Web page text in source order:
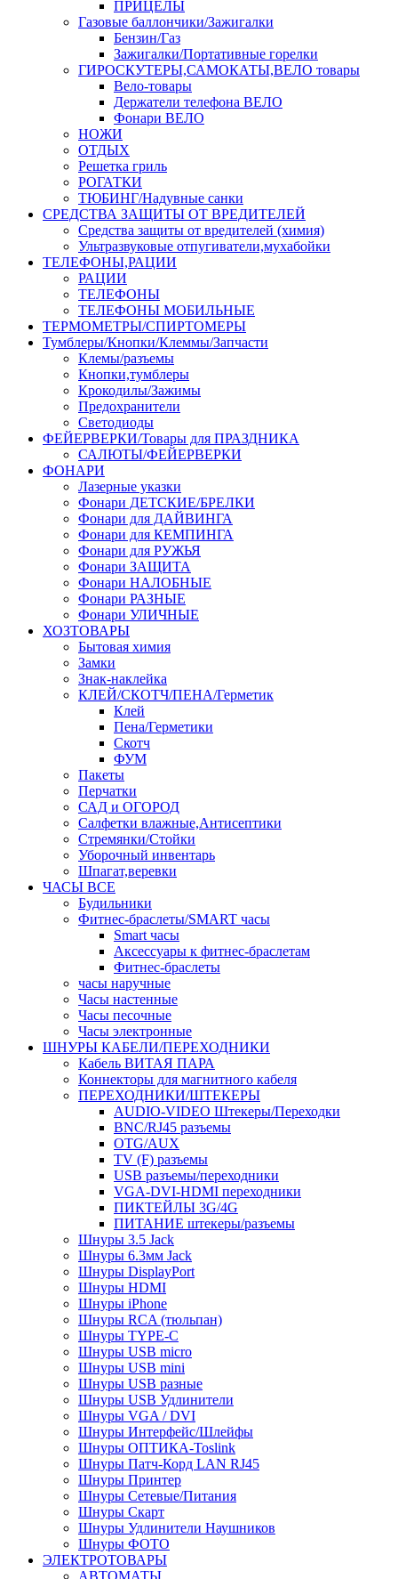
ПРИЦЕЛЫ
Газовые баллончики/Зажигалки
Бензин/Газ
Зажигалки/Портативные горелки
ГИРОСКУТЕРЫ,САМОКАТЫ,ВЕЛО товары
Вело-товары
Держатели телефона ВЕЛО
Фонари ВЕЛО
НОЖИ
ОТДЫХ
Решетка гриль
РОГАТКИ
ТЮБИНГ/Надувные санки
СРЕДСТВА ЗАЩИТЫ ОТ ВРЕДИТЕЛЕЙ
Средства защиты от вредителей (химия)
Ультразвуковые отпугиватели,мухабойки
ТЕЛЕФОНЫ,РАЦИИ
РАЦИИ
ТЕЛЕФОНЫ
ТЕЛЕФОНЫ МОБИЛЬНЫЕ
ТЕРМОМЕТРЫ/СПИРТОМЕРЫ
Тумблеры/Кнопки/Клеммы/Запчасти
Клемы/разъемы
Кнопки,тумблеры
Крокодилы/Зажимы
Предохранители
Светодиоды
ФЕЙЕРВЕРКИ/Товары для ПРАЗДНИКА
САЛЮТЫ/ФЕЙЕРВЕРКИ
ФОНАРИ
Лазерные указки
Фонари ДЕТСКИЕ/БРЕЛКИ
Фонари для ДАЙВИНГА
Фонари для КЕМПИНГА
Фонари для РУЖЬЯ
Фонари ЗАЩИТА
Фонари НАЛОБНЫЕ
Фонари РАЗНЫЕ
Фонари УЛИЧНЫЕ
ХОЗТОВАРЫ
Бытовая химия
Замки
Знак-наклейка
КЛЕЙ/СКОТЧ/ПЕНА/Герметик
Клей
Пена/Герметики
Скотч
ФУМ
Пакеты
Перчатки
САД и ОГОРОД
Салфетки влажные,Антисептики
Стремянки/Стойки
Уборочный инвентарь
Шпагат,веревки
ЧАСЫ ВСЕ
Будильники
Фитнес-браслеты/SMART часы
Smart часы
Аксессуары к фитнес-браслетам
Фитнес-браслеты
часы наручные
Часы настенные
Часы песочные
Часы электронные
ШНУРЫ КАБЕЛИ/ПЕРЕХОДНИКИ
Кабель ВИТАЯ ПАРА
Коннекторы для магнитного кабеля
ПЕРЕХОДНИКИ/ШТЕКЕРЫ
AUDIO-VIDEO Штекеры/Переходки
BNC/RJ45 разъемы
OTG/AUX
TV (F) разъемы
USB разъемы/переходники
VGA-DVI-HDMI переходники
ПИКТЕЙЛЫ 3G/4G
ПИТАНИЕ штекеры/разъемы
Шнуры 3.5 Jack
Шнуры 6.3мм Jack
Шнуры DisplayPort
Шнуры HDMI
Шнуры iPhone
Шнуры RCA (тюльпан)
Шнуры TYPE-C
Шнуры USB micro
Шнуры USB mini
Шнуры USB разные
Шнуры USB Удлинители
Шнуры VGA / DVI
Шнуры Интерфейс/Шлейфы
Шнуры ОПТИКА-Toslink
Шнуры Патч-Корд LAN RJ45
Шнуры Принтер
Шнуры Сетевые/Питания
Шнуры Скарт
Шнуры Удлинители Наушников
Шнуры ФОТО
ЭЛЕКТРОТОВАРЫ
АВТОМАТЫ